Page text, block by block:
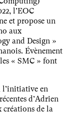
l’EOC
et propose un
aux
and Design »
Évènement
« SMC » font
l’initiative en
d’Adrien
de la